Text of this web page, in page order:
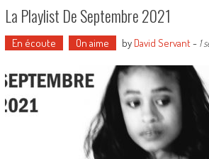
La Playlist De Septembre 2021
En écoute On aime by David Servant- 1